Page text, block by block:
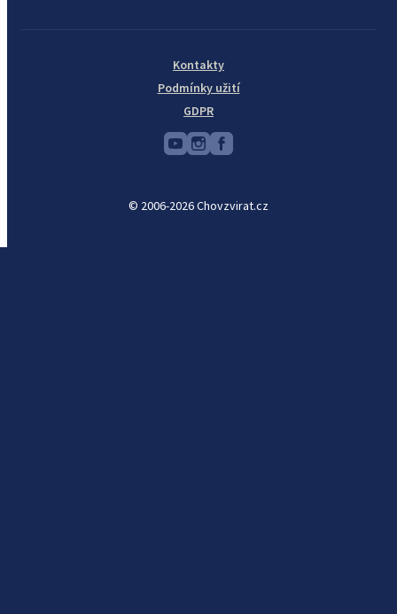
© 2006-2026 Chovzvirat.cz
Kontakty
Podmínky užití
GDPR